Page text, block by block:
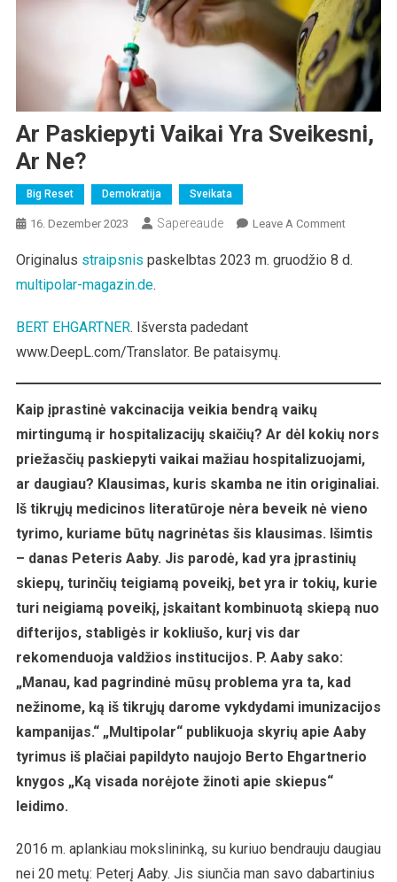
Ar Paskiepyti Vaikai Yra Sveikesni,
Ar Ne?
Big Reset Demokratija Sveikata
16. Dezember 2023 Sapereaude Leave A CommentOn
Paskiepyti
Originalus straipsnis paskelbtas 2023 m. gruodžio 8 d.
multipolar-magazin.de.
BERT EHGARTNER. Išversta padedant
www.DeepL.com/Translator. Be pataisymų.
Kaip įprastinė vakcinacija veikia bendrą vaikų
mirtingumą ir hospitalizacijų skaičių? Ar dėl kokių nors
priežasčių paskiepyti vaikai mažiau hospitalizuojami,
ar daugiau? Klausimas, kuris skamba ne itin originaliai.
Iš tikrųjų medicinos literatūroje nėra beveik nė vieno
tyrimo, kuriame būtų nagrinėtas šis klausimas. Išimtis
– danas Peteris Aaby. Jis parodė, kad yra įprastinių
skiepų, turinčių teigiamą poveikį, bet yra ir tokių, kurie
turi neigiamą poveikį, įskaitant kombinuotą skiepą nuo
difterijos, stabligės ir kokliušo, kurį vis dar
rekomenduoja valdžios institucijos. P. Aaby sako:
„Manau, kad pagrindinė mūsų problema yra ta, kad
nežinome, ką iš tikrųjų darome vykdydami imunizacijos
kampanijas.“ „Multipolar“ publikuoja skyrių apie Aaby
tyrimus iš plačiai papildyto naujojo Berto Ehgartnerio
knygos „Ką visada norėjote žinoti apie skiepus“
leidimo.
2016 m. aplankiau mokslininką, su kuriuo bendrauju daugiau
nei 20 metų: Peterį Aaby. Jis siunčia man savo dabartinius